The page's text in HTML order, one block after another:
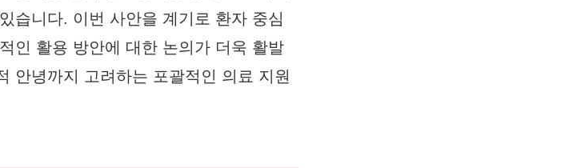
습니다. 이번 사안을 계기로 환자 중심
인 활용 방안에 대한 논의가 더욱 활발
안녕까지 고려하는 포괄적인 의료 지원